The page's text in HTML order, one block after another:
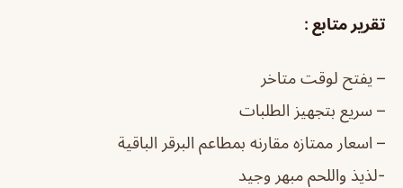
تقرير متابع :
– يفتح لوقت متاخر
– سريع بتجهيز الطلبات
– اسعار ممتازه مقارنه بمطاعم البرقر الباقية
-لذيذ واللحم مبهر وجيد